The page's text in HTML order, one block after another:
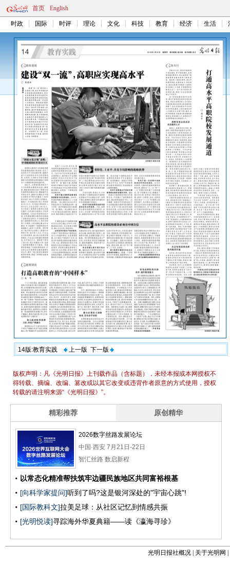
首页 English
时政 国际 时评 理论 文化 科技 教育 经济 生活
14版:教育实践 上一版 下一版
光明日报社概况 关于光明网